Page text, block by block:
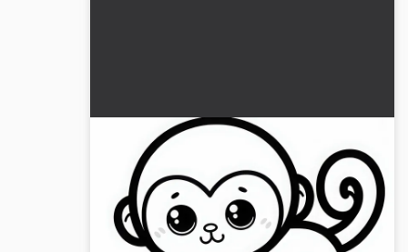
Gratis målarbild av en kortsvansad
apa
Fördjupa dig i den underhållande världen av
kortsvansapor. Ladda ner målarbilden gratis
nu!...